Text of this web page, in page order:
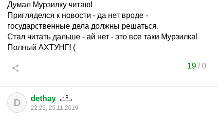
Думал Мурзилку читаю!
Пригляделся к новости - да нет вроде -
государственные дела должны решаться.
Стал читать дальше - ай нет - это все таки Мурзилка!
Полный АХТУНГ! (
19 /0
D dethay
22:25, 25.11.2019